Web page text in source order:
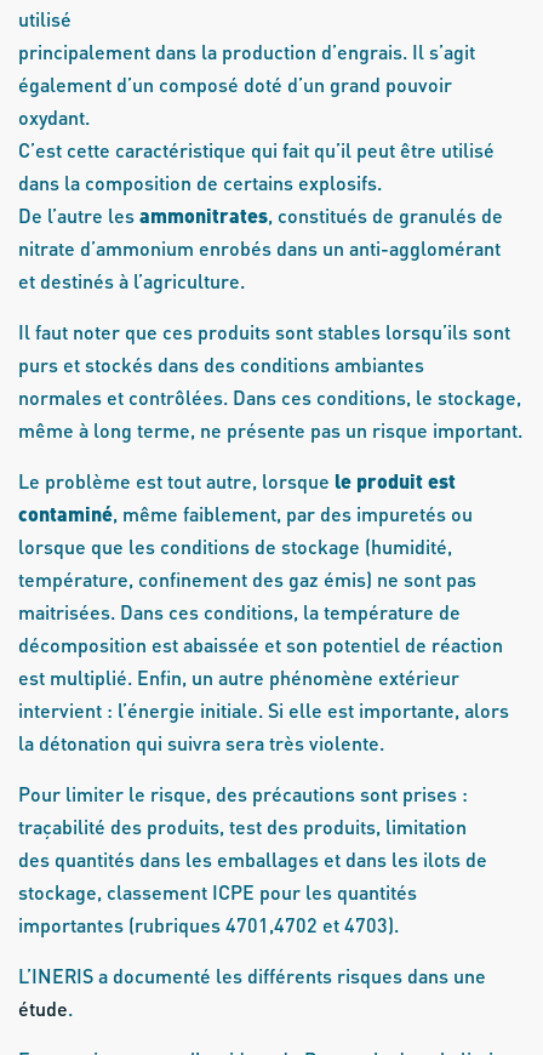
utilisé
principalement dans la production d’engrais. Il s’agit
également d’un composé doté d’un grand pouvoir
oxydant.
C’est cette caractéristique qui fait qu’il peut être utilisé
dans la composition de certains explosifs.
De l’autre lesammonitrates, constitués de granulés de
nitrate d’ammonium enrobés dans un anti-agglomérant
et destinés à l’agriculture.
Il faut noter que ces produits sont stables lorsqu’ils sont
purs et stockés dans des conditions ambiantes
normales et contrôlées. Dans ces conditions, le stockage,
même à long terme, ne présente pas un risque important.
Le problème est tout autre, lorsque le produit est
contaminé, même faiblement, par des impuretés ou
lorsque que les conditions de stockage (humidité,
température, confinement des gaz émis) ne sont pas
maitrisées. Dans ces conditions, la température de
décomposition est abaissée et son potentiel de réaction
est multiplié. Enfin, un autre phénomène extérieur
intervient : l’énergie initiale. Si elle est importante, alors
la détonation qui suivra sera très violente.
Pour limiter le risque, des précautions sont prises :
traçabilité des produits, test des produits, limitation
des quantités dans les emballages et dans les ilots de
stockage, classement ICPE pour les quantités
importantes (rubriques 4701,4702 et 4703).
L’INERIS a documenté les différents risques dans une
étude.